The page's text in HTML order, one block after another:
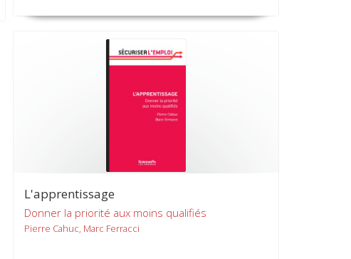
L'apprentissage
Donner la priorité aux moins qualifiés
Pierre Cahuc, Marc Ferracci